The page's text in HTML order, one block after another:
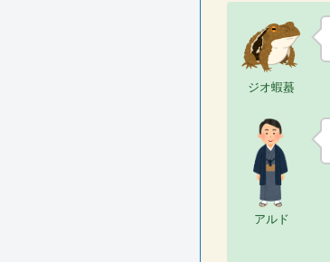
ジオ蝦蟇
アルド